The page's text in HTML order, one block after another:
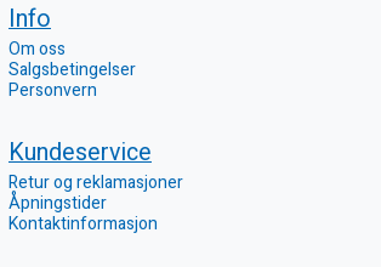
Info
Om oss
Salgsbetingelser
Personvern
Kundeservice
Retur og reklamasjoner
Åpningstider
Kontaktinformasjon